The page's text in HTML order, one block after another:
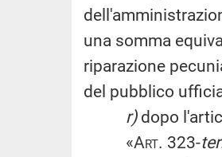
una somma
riparazione
del pubblico
r)dopo
«Art. 323-ter